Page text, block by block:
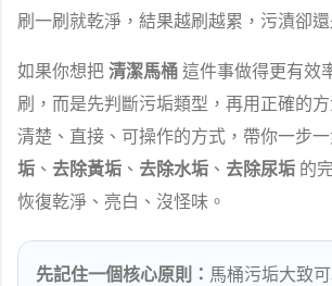
刷一刷就乾淨，結果越刷越累，污漬卻
如果你想把 清潔馬桶 這件事做得更有效
刷，而是先判斷污垢類型，再用正確的
清楚、直接、可操作的方式，帶你一步
垢 、 去除黃垢 、 去除水垢 、 去除尿垢 的
恢復乾淨、亮白、沒怪味。
先記住一個核心原則： 馬桶污垢大致